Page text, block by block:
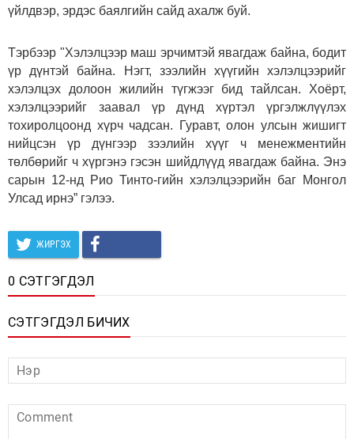
үйлдвэр, эрдэс баялгийн сайд ахалж буй.
Тэрбээр "Хэлэлцээр маш эрчимтэй явагдаж байна, бодит
үр дүнтэй байна. Нэгт, зээлийн хүүгийн хэлэлцээрийг
хэлэлцэх долоон жилийн түгжээг бид тайлсан. Хоёрт,
хэлэлцээрийг заавал үр дүнд хүртэл үргэлжлүүлэх
тохиролцоонд хүрч чадсан. Гуравт, олон улсын жишигт
нийцсэн үр дүнгээр зээлийн хүүг ч менежментийн
төлбөрийг ч хүргэнэ гэсэн шийдлүүд явагдаж байна. Энэ
сарын 12-нд Рио Тинто-гийн хэлэлцээрийн баг Монгол
Улсад ирнэ” гэлээ.
ЖИРГЭХ
0 СЭТГЭГДЭЛ
СЭТГЭГДЭЛ БИЧИХ